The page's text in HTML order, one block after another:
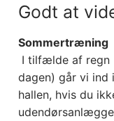
Godt at
Sommertræning
I tilfælde af regn
dagen) går vi ind
hallen, hvis du